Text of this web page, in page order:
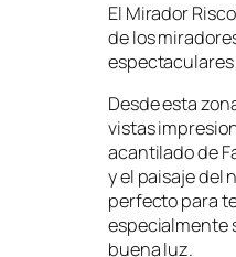
El Mirador
de los
Desde esta
vistas
acantilado de
y el paisaje del
perfecto para
especialmente
buena luz.